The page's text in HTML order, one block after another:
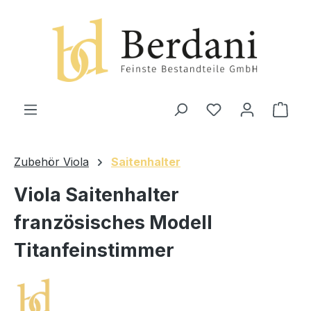
Zubehör Viola Saitenhalter
Viola Saitenhalter
französisches Modell
Titanfeinstimmer